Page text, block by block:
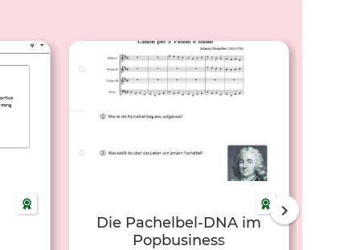
Die Pachelbel-DNA im
Popbusiness